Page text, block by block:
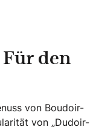
den
von Boudoir-
von „Dudoir-